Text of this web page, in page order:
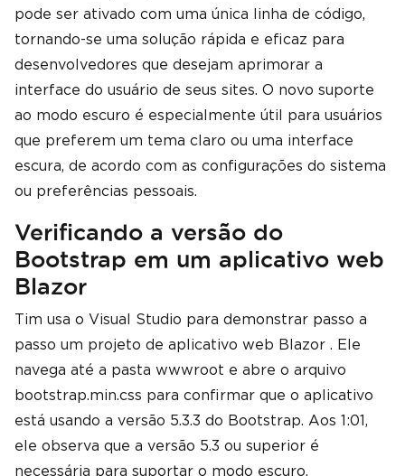
pode ser ativado com uma única linha de código,
tornando-se uma solução rápida e eficaz para
desenvolvedores que desejam aprimorar a
interface do usuário de seus sites. O novo suporte
ao modo escuro é especialmente útil para usuários
que preferem um tema claro ou uma interface
escura, de acordo com as configurações do sistema
ou preferências pessoais.
Verificando a versão do
Bootstrap em um aplicativo web
Blazor
Tim usa o Visual Studio para demonstrar passo a
passo um projeto de aplicativo web Blazor . Ele
navega até a pasta wwwroot e abre o arquivo
bootstrap.min.css para confirmar que o aplicativo
está usando a versão 5.3.3 do Bootstrap. Aos 1:01,
ele observa que a versão 5.3 ou superior é
necessária para suportar o modo escuro.